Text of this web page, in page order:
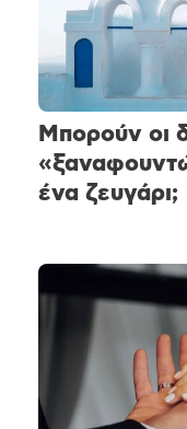
Μπορούν οι
ένα ζευγάρι;